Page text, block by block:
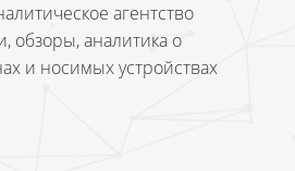
агентство
обзоры, аналитика о
и носимых устройствах